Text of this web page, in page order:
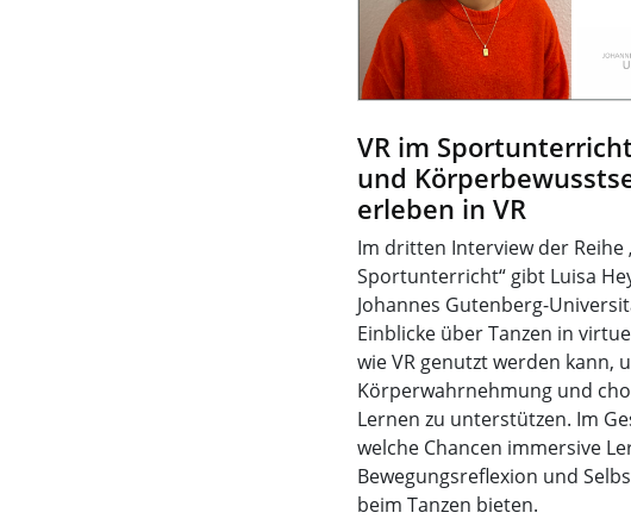
VR im
und
erleben in VR
Im dritten Interview der Reihe
Sportunterricht“ gibt Luisa
Johannes Gutenberg-
Einblicke über Tanzen in
wie VR genutzt werden kann,
Körperwahrnehmung und
Lernen zu unterstützen. Im
welche Chancen immersive
Bewegungsreflexion und
beim Tanzen bieten.